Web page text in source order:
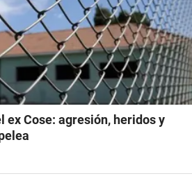
ex Cose: agresión, heridos y